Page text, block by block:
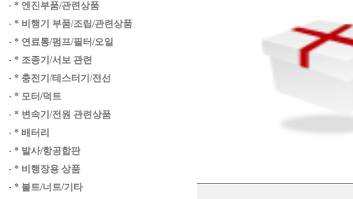
· * 엔진부품/관련상품
· * 비행기 부품/조립/관련상품
· * 연료통/펌프/필터/오일
· * 조종기/서보 관련
· * 충전기/테스터기/전선
· * 모터/덕트
· * 변속기/전원 관련상품
· * 배터리
· * 발사/항공합판
· * 비행장용 상품
· * 볼트/너트/기타